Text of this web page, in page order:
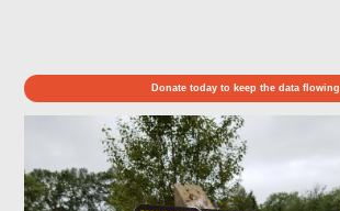
Donate today to keep the data flowing